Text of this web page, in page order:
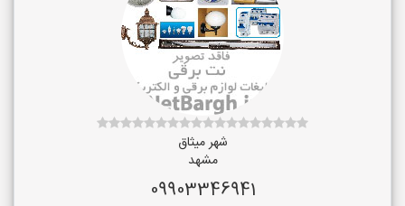
شهر میثاق
مشهد
09903346941